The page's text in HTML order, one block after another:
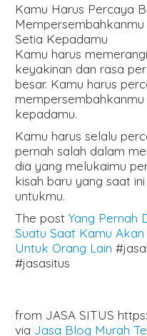
Kamu Harus Percaya
Setia Kepadamu
Kamu harus
keyakinan dan rasa
besar. Kamu harus
kepadamu.
Kamu harus selalu
pernah salah dalam
dia yang melukaimu
kisah baru yang saat
untukmu.
The postYang Pernah
Suatu Saat Kamu
Untuk Orang Lain
#jasasitus
from JASA SITUS
via Jasa Blog Murah